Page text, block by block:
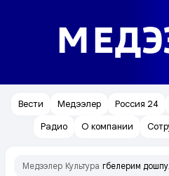
Вести Медээлер Россия 24
Радио
О компании
Медээлер Культура Өгбелерим